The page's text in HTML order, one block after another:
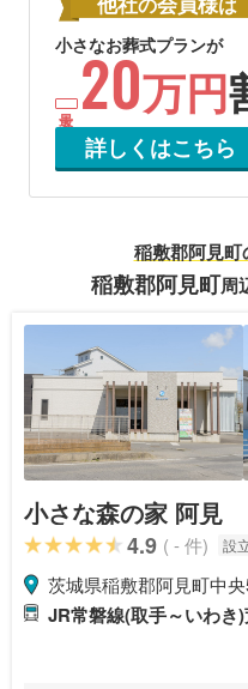
小さなお葬式プランが
20万円
詳しくはこちら
稲敷郡阿見
稲敷郡阿見町周
小さな森の家 阿見
4.9 ( - 件) 設
茨城県稲敷郡阿見町中
JR常磐線(取手～いわき